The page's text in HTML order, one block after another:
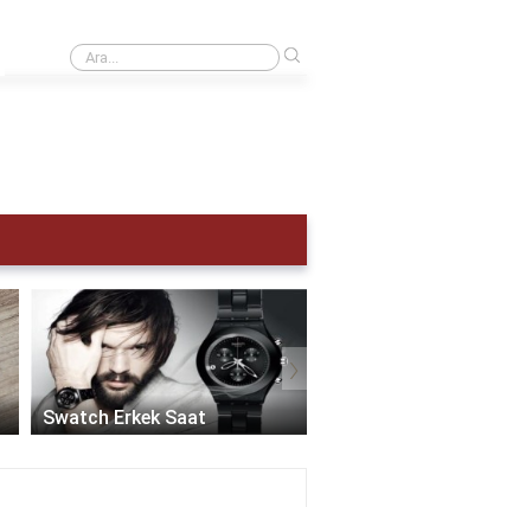
Kol saati kaç atm olmalı?
Swatch Erkek Saat
›